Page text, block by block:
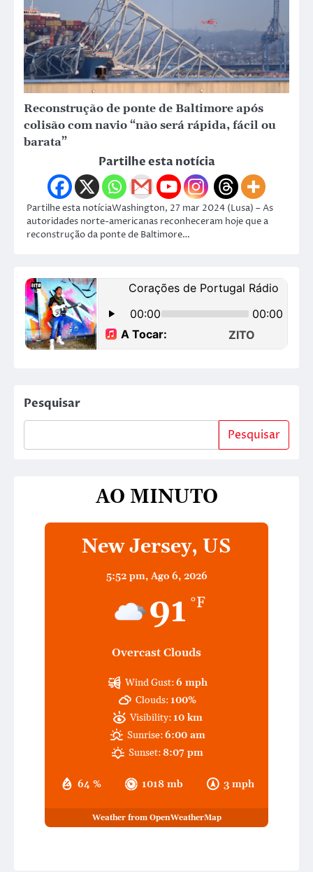
Reconstrução de ponte de Baltimore após
colisão com navio “não será rápida, fácil ou
barata”
Partilhe esta notícia
Partilhe esta notíciaWashington, 27 mar 2024 (Lusa) – As
autoridades norte-americanas reconheceram hoje que a
reconstrução da ponte de Baltimore…
Pesquisar
Pesquisar
AO MINUTO
New Jersey, US
5:52 pm, Ago 6, 2026
91 °F
Overcast Clouds
64 % 1018 mb 3 mph
Wind Gust:6 mph
Clouds: 100%
Visibility: 10 km
Sunrise:6:00 am
Sunset:8:07 pm
Weather from OpenWeatherMap